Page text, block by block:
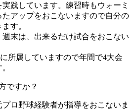
践しています。練習時もウォーミ
アップをおこないますので自分の
す。
末は、出来るだけ試合をおこない
に所属していますので年間で4大会
ですか？
ロ野球経験者が指導をおこないま